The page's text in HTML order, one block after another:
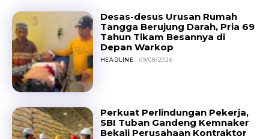
Desas-desus Urusan Rumah
Tangga Berujung Darah, Pria 69
Tahun Tikam Besannya di
Depan Warkop
HEADLINE 09/08/2026
Perkuat Perlindungan Pekerja,
SBI Tuban Gandeng Kemnaker
Bekali Perusahaan Kontraktor